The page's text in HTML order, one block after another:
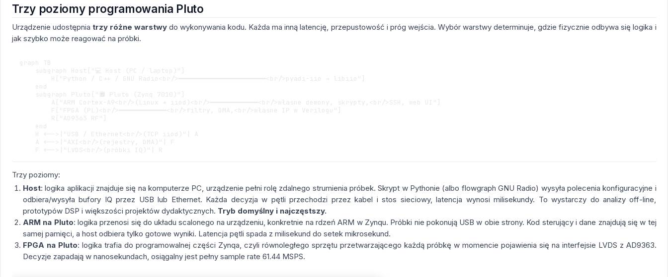
Trzy poziomy programowania Pluto
Urządzenie udostępnia trzy różne warstwydo wykonywania kodu. Każda ma inną latencję, przepustowość i próg wejścia. Wybór warstwy determinuje, gdzie fizycznie odbywa się logika i
jak szybko może reagować na próbki.
graph TB
    subgraph Host["💻 Host (PC / laptop)"]
        H["Python / C++ / GNU Radio<br/>━━━━━━━━━━━━━━━━━━━━━━<br/>pyadi-iio → libiio"]
    end
    subgraph Pluto["🔲 Pluto (Zynq 7010)"]
        A["ARM Cortex-A9<br/>(Linux + iiod)<br/>━━━━━━━━━━━━<br/>własne demony, skrypty,<br/>SSH, web UI"]
        F["FPGA (PL)<br/>━━━━━━━━━━━━<br/>filtry, DMA,<br/>własne IP w Verilogu"]
        R["AD9363 RF"]
    end
    H <-->|"USB / Ethernet<br/>(TCP iiod)"| A
    A <-->|"AXI<br/>(rejestry, DMA)"| F
Trzy poziomy:
Host: logika aplikacji znajduje się na komputerze PC, urządzenie pełni rolę zdalnego strumienia próbek. Skrypt w Pythonie (albo flowgraph GNU Radio) wysyła polecenia konfiguracyjne i
odbiera/wysyła bufory IQ przez USB lub Ethernet. Każda decyzja w pętli przechodzi przez kabel i stos sieciowy, latencja wynosi milisekundy. To wystarczy do analizy off-line,
prototypów DSP i większości projektów dydaktycznych. Tryb domyślny i najczęstszy.
ARM na Pluto: logika przenosi się do układu scalonego na urządzeniu, konkretnie na rdzeń ARM w Zynqu. Próbki nie pokonują USB w obie strony. Kod sterujący i dane znajdują się w tej
samej pamięci, a host odbiera tylko gotowe wyniki. Latencja pętli spada z milisekund do setek mikrosekund.
FPGA na Pluto: logika trafia do programowalnej części Zynqa, czyli równoległego sprzętu przetwarzającego każdą próbkę w momencie pojawienia się na interfejsie LVDS z AD9363.
Decyzje zapadają w nanosekundach, osiągalny jest pełny sample rate 61.44 MSPS.